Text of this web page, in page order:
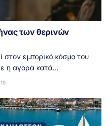
των θερινών
στον εμπορικό κόσμο του
η αγορά κατά...